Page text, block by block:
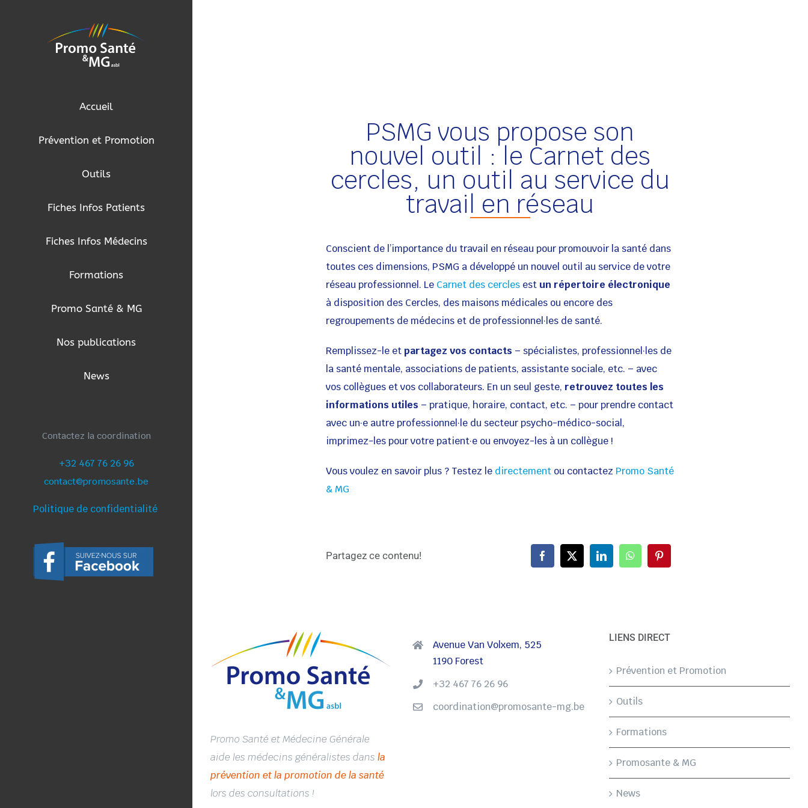
Accueil
Prévention et Promotion
Outils
Fiches Infos Patients
Fiches Infos Médecins
Formations
Promo Santé & MG
Nos publications
News
Contactez la coordination
+32 467 76 26 96
contact@promosante.be
Politique de confidentialité
PSMG vous propose son
nouvel outil : le Carnet des
cercles, un outil au service du
travail en réseau
Conscient de l’importance du travail en réseau pour promouvoir la santé dans
toutes ces dimensions, PSMG a développé un nouvel outil au service de votre
réseau professionnel. Le Carnet des cercles est un répertoire électronique
à disposition des Cercles, des maisons médicales ou encore des
regroupements de médecins et de professionnel·les de santé.
Remplissez-le etpartagez vos contacts – spécialistes, professionnel·les de
la santé mentale, associations de patients, assistante sociale, etc. – avec
vos collègues et vos collaborateurs. En un seul geste, retrouvez toutes les
informations utiles – pratique, horaire, contact, etc. – pour prendre contact
avec un·e autre professionnel·le du secteur psycho-médico-social,
imprimez-les pour votre patient·e ou envoyez-les à un collègue !
Vous voulez en savoir plus ? Testez le directement ou contactez Promo Santé
& MG
Partagez ce contenu!
Promo Santé et Médecine Générale
aide les médecins généralistes dans la
prévention et la promotion de la santé
lors des consultations !
Avenue Van Volxem, 525
1190 Forest
+32 467 76 26 96
coordination@promosante-mg.be
LIENS DIRECT
Prévention et Promotion
Outils
Formations
Promosante & MG
News